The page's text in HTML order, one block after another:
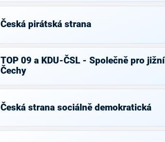
Česká pirátská strana
TOP 09 a KDU-ČSL - Společně pro jižní
Čechy
Česká strana sociálně demokratická